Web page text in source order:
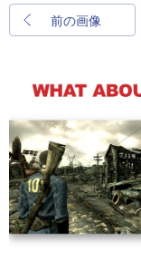
前の画像